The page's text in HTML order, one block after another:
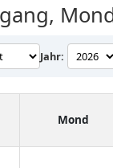
Jahr:
Mond